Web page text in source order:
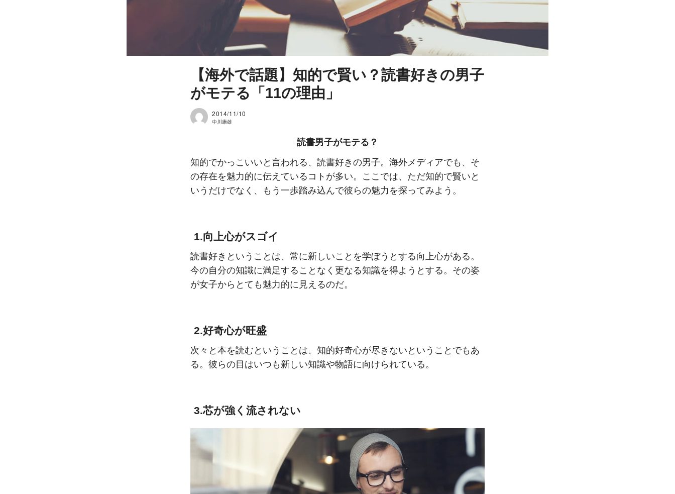
【海外で話題】知的で賢い？読書好きの男子
がモテる「11の理由」
2014/11/10
中川康雄
読書男子がモテる？
知的でかっこいいと言われる、読書好きの男子。海外メディアでも、そ
の存在を魅力的に伝えているコトが多い。ここでは、ただ知的で賢いと
いうだけでなく、もう一歩踏み込んで彼らの魅力を探ってみよう。
1.向上心がスゴイ
読書好きということは、常に新しいことを学ぼうとする向上心がある。
今の自分の知識に満足することなく更なる知識を得ようとする。その姿
が女子からとても魅力的に見えるのだ。
2.好奇心が旺盛
次々と本を読むということは、知的好奇心が尽きないということでもあ
る。彼らの目はいつも新しい知識や物語に向けられている。
3.芯が強く流されない